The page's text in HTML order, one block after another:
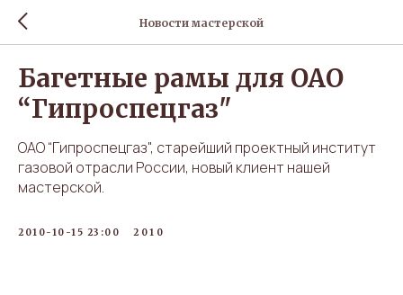
Новости мастерской
Багетные рамы для ОАО
“Гипроспецгаз"
ОАО “Гипроспецгаз", старейший проектный институт
газовой отрасли России, новый клиент нашей
мастерской.
2010-10-15 23:00 2010